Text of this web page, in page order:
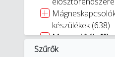
készülékek (638)
Megszakítók,
Szűrők